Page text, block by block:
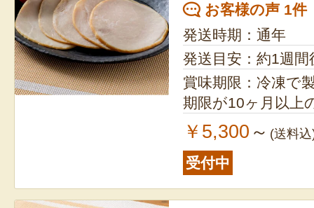
お客様の声 1件
発送時期：通年
発送目安：約1週間
賞味期限：冷凍で製
期限が10ヶ月以上
￥5,300 ～ (送料
受付中